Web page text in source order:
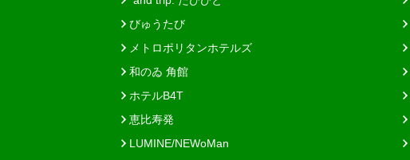
びゅうたび
メトロポリタンホテルズ
和のゐ 角館
ホテルB4T
恵比寿発
LUMINE/NEWoMan